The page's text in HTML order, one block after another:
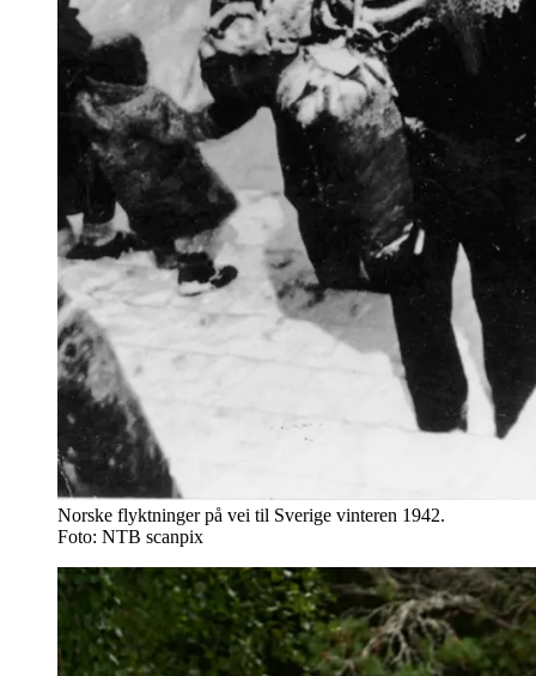
Norske flyktninger på vei til Sverige vinteren 1942.
Foto: NTB scanpix